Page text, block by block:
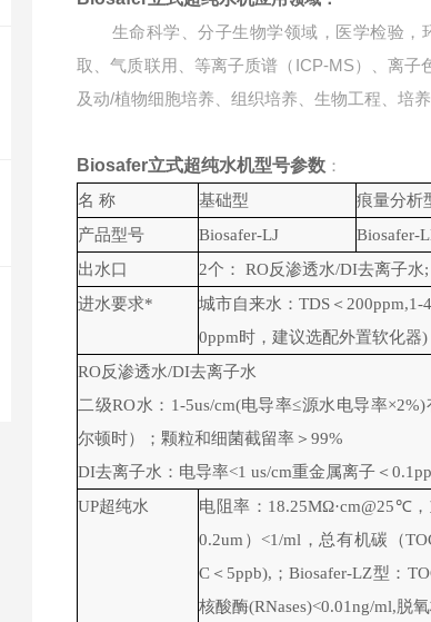
生命科学、分子生物学领域，医学检验，
取、气质联用、等离子质谱（ ICP-MS）、离子
及动/植物细胞培养、组织培养、生物工程、培
Biosafer立式超纯水机型号参数 ：
名 称 基础型 痕量分析
产品型号
Biosafer-LJ Biosafer-
出水口
2个： RO反渗透水/DI去离子
进水要求* 城市自来水：TDS＜
0ppm时，建议选配外置软化器)
RO反渗透水/DI去离子水
二级RO水：1-5us/cm(电导率≤源水电导率
尔顿时）；颗粒和细菌截留率＞99%
DI去离子水：电导率<1 us/cm重金属离子＜
UP超纯水
电阻率：18.25MΩ·cm@25℃
0.2um）<1/ml，总有机碳（
C＜5ppb),；Biosafer-LZ型：
核酸酶(RNases)<0.01ng/ml,脱